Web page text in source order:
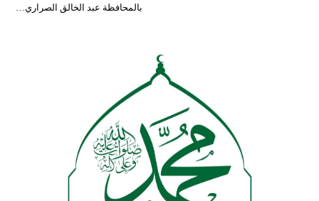
بالمحافظة عبد الخالق الصراري…